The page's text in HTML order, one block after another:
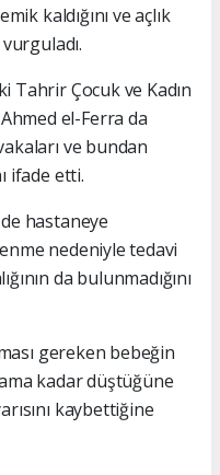
kaldığını ve açlık
Tahrir Çocuk ve Kadın
el-Ferra da
ve bundan
ifade etti.
hastaneye
nedeniyle tedavi
da bulunmadığını
gereken bebeğin
kadar düştüğüne
kaybettiğine